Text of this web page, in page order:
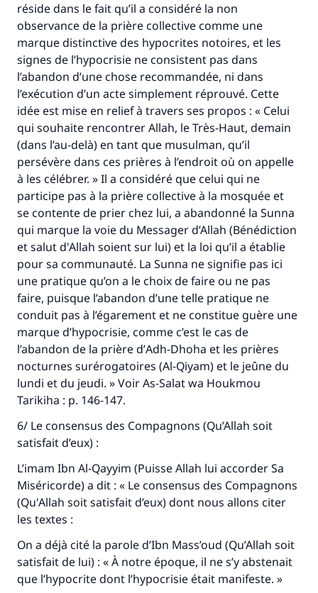
réside dans le fait qu’il a considéré la non
observance de la prière collective comme une
marque distinctive des hypocrites notoires, et les
signes de l’hypocrisie ne consistent pas dans
l’abandon d’une chose recommandée, ni dans
l’exécution d’un acte simplement réprouvé. Cette
idée est mise en relief à travers ses propos : « Celui
qui souhaite rencontrer Allah, le Très-Haut, demain
(dans l’au-delà) en tant que musulman, qu’il
persévère dans ces prières à l’endroit où on appelle
à les célébrer. » Il a considéré que celui qui ne
participe pas à la prière collective à la mosquée et
se contente de prier chez lui, a abandonné la Sunna
qui marque la voie du Messager d’Allah (Bénédiction
et salut d'Allah soient sur lui) et la loi qu’il a établie
pour sa communauté. La Sunna ne signifie pas ici
une pratique qu’on a le choix de faire ou ne pas
faire, puisque l’abandon d’une telle pratique ne
conduit pas à l’égarement et ne constitue guère une
marque d’hypocrisie, comme c’est le cas de
l’abandon de la prière d’Adh-Dhoha et les prières
nocturnes surérogatoires (Al-Qiyam) et le jeûne du
lundi et du jeudi. » VoirAs-Salat wa Houkmou
Tarikiha : p. 146-147.
6/ Le consensus des Compagnons (Qu’Allah soit
satisfait d’eux) :
L’imam Ibn Al-Qayyim (Puisse Allah lui accorder Sa
Miséricorde) a dit : « Le consensus des Compagnons
(Qu'Allah soit satisfait d’eux) dont nous allons citer
les textes :
On a déjà cité la parole d’Ibn Mass’oud (Qu’Allah soit
satisfait de lui) : « À notre époque, il ne s’y abstenait
que l’hypocrite dont l’hypocrisie était manifeste. »